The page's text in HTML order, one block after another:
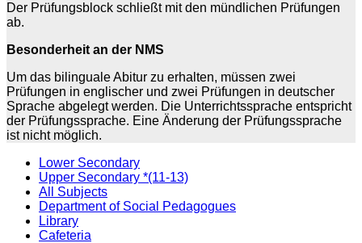
Der Prüfungsblock schließt mit den mündlichen Prüfungen
ab.
Besonderheit an der NMS
Um das bilinguale Abitur zu erhalten, müssen zwei
Prüfungen in englischer und zwei Prüfungen in deutscher
Sprache abgelegt werden. Die Unterrichtssprache entspricht
der Prüfungssprache. Eine Änderung der Prüfungssprache
ist nicht möglich.
Lower Secondary
Upper Secondary *(11-13)
All Subjects
Department of Social Pedagogues
Library
Cafeteria